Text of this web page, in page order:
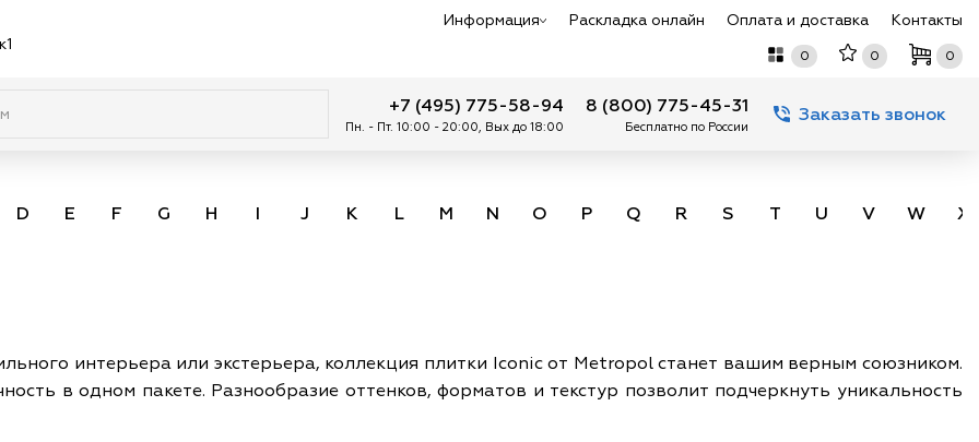
Информация Раскладка онлайн Оплата и доставка Контакты
0 0 0
+7 (495) 775-58-94
Пн. - Пт. 10:00 - 20:00, Вых до 18:00
8 (800) 775-45-31
Бесплатно по России
Заказать звонок
D E F G H I J K L M N O P Q R S T U V W X
интерьера или экстерьера, коллекция плитки Iconic от Metropol станет вашим верным союзником.
в одном пакете. Разнообразие оттенков, форматов и текстур позволит подчеркнуть уникальность